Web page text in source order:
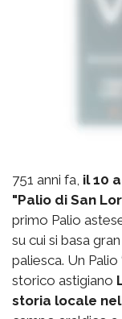
751 anni fa, il 10
"Palio di San
primo Palio
su cui si basa
paliesca. Un
storico astigiano
storia locale